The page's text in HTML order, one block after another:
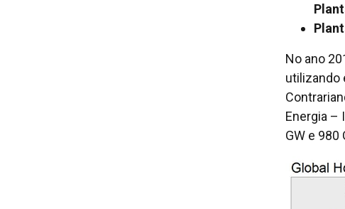
No ano
utilizando
Energia –
GW e